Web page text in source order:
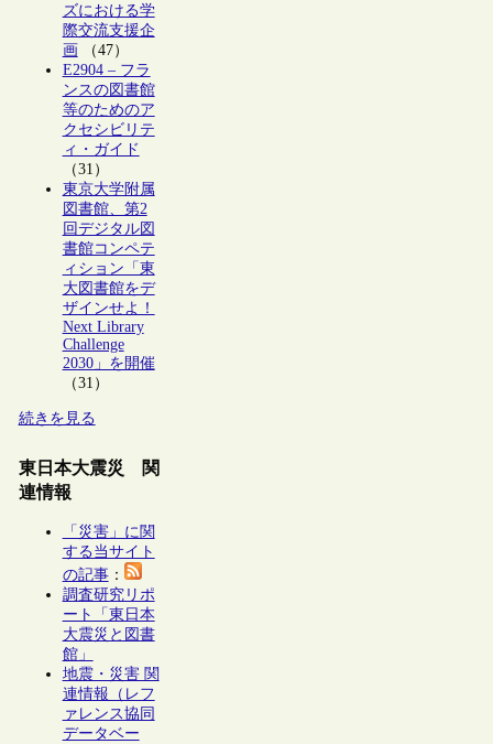
ズにおける学
際交流支援企
画 （47）
E2904 – フラ
ンスの図書館
等のためのア
クセシビリテ
ィ・ガイド
（31）
東京大学附属
図書館、第2
回デジタル図
書館コンペテ
ィション「東
大図書館をデ
ザインせよ！
Next Library
Challenge
2030」を開催
（31）
続きを見る
東日本大震災 関
連情報
「災害」に関
する当サイト
の記事：
調査研究リポ
ート「東日本
大震災と図書
館」
地震・災害 関
連情報（レフ
ァレンス協同
データベー